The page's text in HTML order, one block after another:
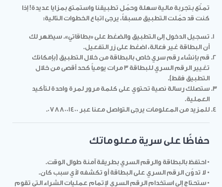
تمتّع بتجربة مالية سهلة وحمّل تطبيقنا واستمتع بمزايا عديدة! إذا
كنت قد حمّلت التطبيق مسبقاً، يرجى اتباع الخطوات التالية:
تسجيل الدخول إلى التطبيق والضغط على «بطاقاتي». سيظهر لك
أن البطاقة غير فعالة، اضغط على زر التفعيل.
قم بإنشاء رقم سري خاص بالبطاقة من خلال التطبيق (بإمكانك
تغيير الرقم السري للبطاقة 3 مرات يومياً كحد أقصى من خلال
التطبيق فقط).
ستصلك رسالة نصية تحتوي على كلمة مرور لمرة واحدة لتأكيد
العملية.
للمزيد من المعلومات يرجى التواصل معنا عبر 0788001400.
حفاظًا على سرية معلوماتك
• احتفظ بالبطاقة والرقم السري بطريقة آمنة طوال الوقت.
• لا تدوّن الرقم السري على البطاقة أو تكشفه لأي سبب كان.
• ستحتاج إلى استخدام الرقم السري لإتمام عمليات الشراء التي تقوم